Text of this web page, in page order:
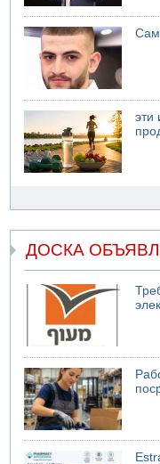
эти
ДОСКА